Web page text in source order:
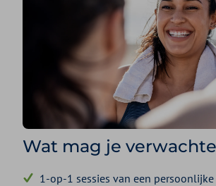
Wat mag je
1-op-1 sessies van een persoonlijke